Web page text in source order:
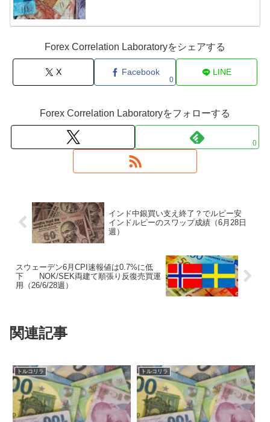
Forex Correlation Laboratoryをシェアする
X Facebook
0
LINE
Forex Correlation Laboratoryをフォローする
0
インド中銀買い支え終了？でルピー安
インドルピーのスワップ成績（6月28日
週）
スウェーデン6月CPI速報値は0.7%に低
下 NOK/SEK両建て順張り反復売買運
用（26/6/28週）
関連記事
トルコリラ トルコリラ